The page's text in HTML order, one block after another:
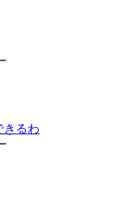
きるわ